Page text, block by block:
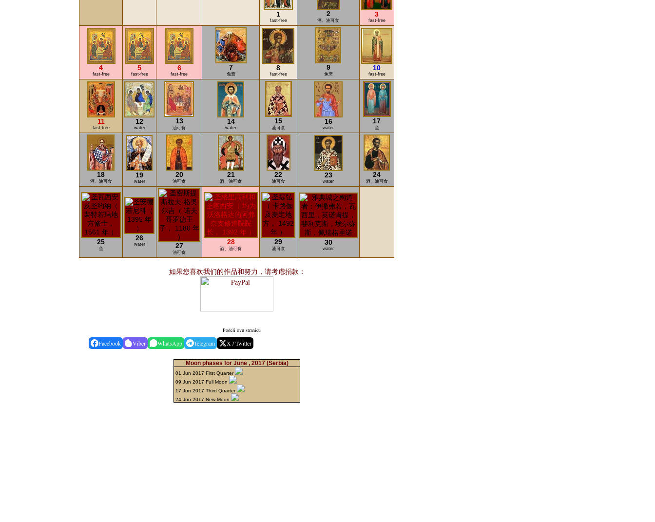
1
fast-free
2
酒、油可食
3
fast-free
4
fast-free
5
fast-free
6
fast-free
7
免斋
8
fast-free
9
免斋
10
fast-free
11
fast-free
12
water
13
油可食
14
water
15
油可食
16
water
17
鱼
18
酒、油可食
19
water
20
油可食
21
酒、油可食
22
油可食
23
water
24
酒、油可食
25
鱼
26
water 27
油可食
28
酒、油可食
29
油可食
30
water
如果您喜欢我们的作品和努力，请考虑捐款：
Podeli ovu stranicu
Facebook Viber WhatsApp Telegram X / Twitter
Moon phases for June , 2017 (Serbia)
01 Jun 2017 First Quarter
09 Jun 2017 Full Moon
17 Jun 2017 Third Quarter
24 Jun 2017 New Moon